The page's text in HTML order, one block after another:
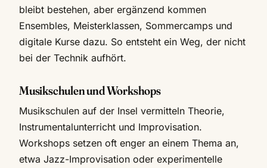
bleibt bestehen, aber ergänzend kommen
Ensembles, Meisterklassen, Sommercamps und
digitale Kurse dazu. So entsteht ein Weg, der nicht
bei der Technik aufhört.
Musikschulen und Workshops
Musikschulen auf der Insel vermitteln Theorie,
Instrumentalunterricht und Improvisation.
Workshops setzen oft enger an einem Thema an,
etwa Jazz-Improvisation oder experimentelle